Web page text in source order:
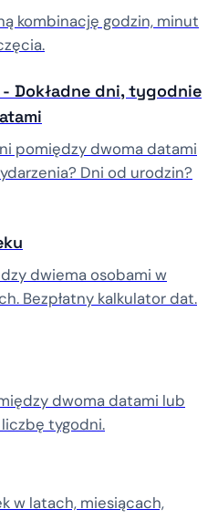
kombinację godzin, minut
Dokładne dni, tygodnie
pomiędzy dwoma datami
Dni od urodzin?
dwiema osobami w
Bezpłatny kalkulator dat.
dwoma datami lub
tygodni.
w latach, miesiącach,